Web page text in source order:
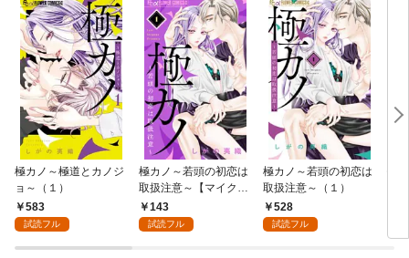
極カノ～極道とカノジ
ョ～（１）
583
試読フル
極カノ～若頭の初恋は
取扱注意～【マイク
ロ】（１）
143
試読フル
極カノ～若頭の初恋は
取扱注意～（１）
528
試読フル